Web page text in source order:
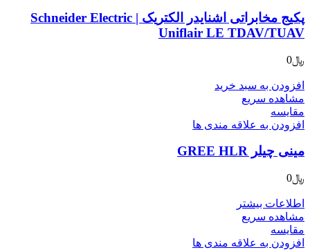
پکیج مخابراتی اشنایدر الکتریک | Schneider Electric
Uniflair LE TDAV/TUAV
﷼0
افزودن به سبد خرید
مشاهده سریع
مقایسه
افزودن به علاقه مندی ها
مینی چیلر GREE HLR
﷼0
اطلاعات بیشتر
مشاهده سریع
مقایسه
افزودن به علاقه مندی ها